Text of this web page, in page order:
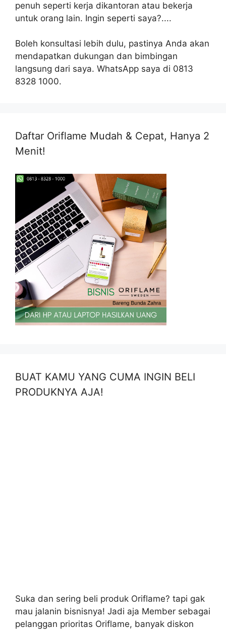
penuh seperti kerja dikantoran atau bekerja
untuk orang lain. Ingin seperti saya?....
Boleh konsultasi lebih dulu, pastinya Anda akan
mendapatkan dukungan dan bimbingan
langsung dari saya. WhatsApp saya di 0813
8328 1000.
Daftar Oriflame Mudah & Cepat, Hanya 2
Menit!
BUAT KAMU YANG CUMA INGIN BELI
PRODUKNYA AJA!
Suka dan sering beli produk Oriflame? tapi gak
mau jalanin bisnisnya! Jadi aja Member sebagai
pelanggan prioritas Oriflame, banyak diskon